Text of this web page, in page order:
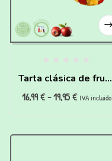
Tarta clásica de fruta
para perros
16,99€ - 19,95€ IVA incluido